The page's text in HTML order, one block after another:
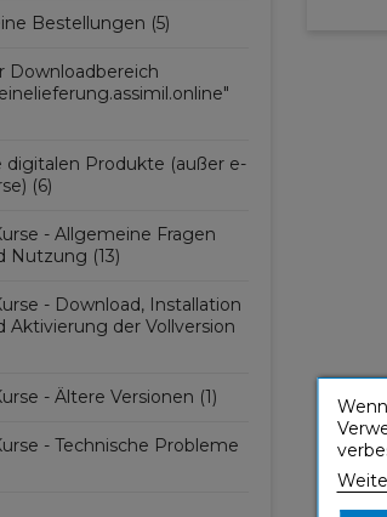
Bestellungen (5)
Downloadbereich
digitalen Produkte (außer e-
(6)
- Allgemeine Fragen
Nutzung (13)
- Download, Installation
Aktivierung der Vollversion
- Ältere Versionen (1)
- Technische Probleme